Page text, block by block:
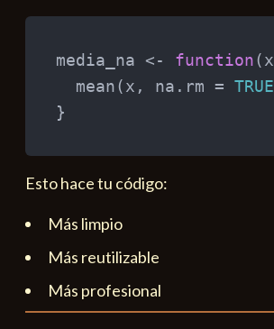
media_na <- function(x
  mean
(x , na.rm = TRUE
}
Esto hace tu código:
Más limpio
Más reutilizable
Más profesional